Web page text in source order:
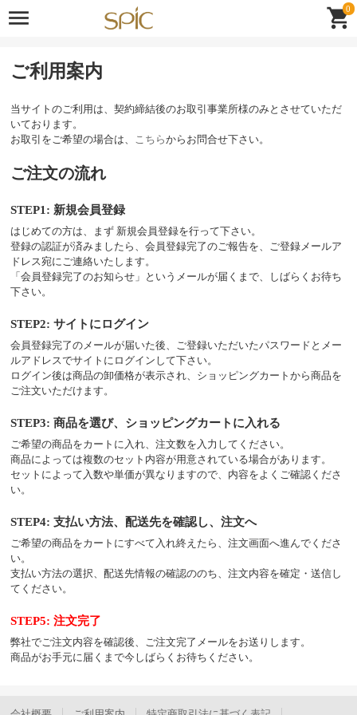
0
ご利用案内
当サイトのご利用は、契約締結後のお取引事業所様のみとさせていただ
いております。
お取引をご希望の場合は、
こちらからお問合せ下さい。
ご注文の流れ
STEP1: 新規会員登録
はじめての方は、まず 新規会員登録を行って下さい。
登録の認証が済みましたら、会員登録完了のご報告を、ご登録メールア
ドレス宛にご連絡いたします。
「会員登録完了のお知らせ」というメールが届くまで、しばらくお待ち
下さい。
STEP2: サイトにログイン
会員登録完了のメールが届いた後、ご登録いただいたパスワードとメー
ルアドレスでサイトにログインして下さい。
ログイン後は商品の卸価格が表示され、ショッピングカートから商品を
ご注文いただけます。
STEP3: 商品を選び、ショッピングカートに入れる
ご希望の商品をカートに入れ、注文数を入力してください。
商品によっては複数のセット内容が用意されている場合があります。
セットによって入数や単価が異なりますので、内容をよくご確認くださ
い。
STEP4: 支払い方法、配送先を確認し、注文へ
ご希望の商品をカートにすべて入れ終えたら、注文画面へ進んでくださ
い。
支払い方法の選択、配送先情報の確認ののち、注文内容を確定・送信し
てください。
STEP5: 注文完了
弊社でご注文内容を確認後、ご注文完了メールをお送りします。
商品がお手元に届くまで今しばらくお待ちください。